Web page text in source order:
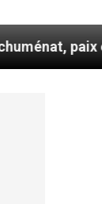
défis